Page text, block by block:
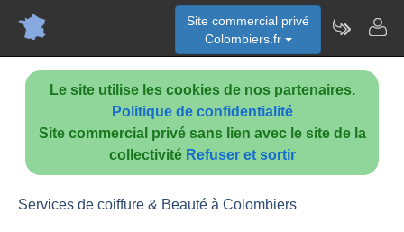
Le site utilise les cookies de nos partenaires.
Politique de confidentialité
Site commercial privé sans lien avec le site de la
collectivité Refuser et sortir
Site commercial privé
Colombiers.fr
Services de coiffure & Beauté à Colombiers